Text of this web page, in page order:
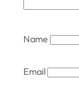
Name
Email